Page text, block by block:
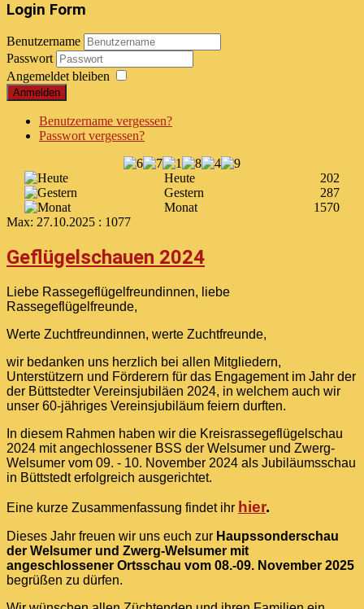
Login Form
Benutzername
Passwort
Angemeldet bleiben
Anmelden
Benutzername vergessen?
Passwort vergessen?
Heute
202
Gestern
287
Monat
1570
Max: 27.10.2025 : 1077
Geflügelschauen 2024
Liebe Rassegeflügelfreundinnen, liebe
Rassegeflügelfreunde,
Werte Zuchtfreundinnen, werte Zuchtfreunde,
wir bedanken uns herzlich bei allen Mitgliedern,
Unterstützern und Förderern für das Engagement im Jahr der
der Büttstedter Vereinsjubiläen 2024, in welchem auch wir
unser 60-jähriges Vereinsjubiläum feiern durften.
In diesem Rahmen haben wir die Kreisrassegeflügelschau
2024 mit angechlossener BSS der Welsumer und Zwerg-
Welsumer vom 09. - 10. November 2024 als Jubiläumsschau
in Büttstedt erfolgreich ausgerichtet.
Eine kurze Zusammenfassung findet ihr hier.
Dieses Jahr freuen wir uns euch zur Haupssonderschau
der Welsumer und Zwerg-Welsumer mit
angeschlossener Ortsschau vom 08.-09. November 2025
begrüßen zu dürfen.